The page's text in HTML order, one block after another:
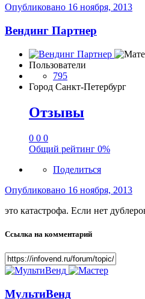
Опубликовано 16 ноября, 2013
Вендинг Партнер
Пользователи
795
Город Санкт-Петербург
Отзывы
0 0 0
Общий рейтинг 0%
Поделиться
Опубликовано 16 ноября, 2013
это катастрофа. Если нет
Ссылка на комментарий
МультиВенд